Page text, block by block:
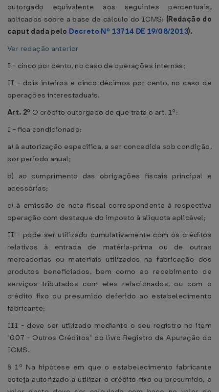
outorgado equivalente aos seguintes percentuais,
aplicados sobre a base de cálculo do ICMS: (Redação do
caput dada pelo Decreto Nº 13714 DE 19/08/2013).
Ver redação anterior
I - cinco por cento, no caso de operações internas;
II - dois inteiros e cinco décimos por cento, no caso de
operações interestaduais.
Art. 2º O crédito outorgado de que trata o art. 1º:
I - fica condicionado:
a) à autorização específica, a ser concedida sob condição,
por período anual;
b) ao cumprimento das obrigações fiscais principal e
acessórias;
c) à emissão de nota fiscal correspondente à respectiva
operação com destaque do imposto à alíquota aplicável;
II - pode ser utilizado cumulativamente com os créditos
relativos à entrada de matéria-prima ou de outras
mercadorias ou materiais utilizados na fabricação dos
produtos beneficiados, bem como ao recebimento de
serviços tributados com eles relacionados, ou com o
crédito fixo ou presumido deferido ao estabelecimento
fabricante;
III - deve ser utilizado mediante o seu registro no item
"007 - Outros Créditos" do livro Registro de Apuração do
ICMS.
§ 1º Na hipótese em que o estabelecimento fabricante
esteja autorizado a utilizar o crédito fixo ou presumido, o